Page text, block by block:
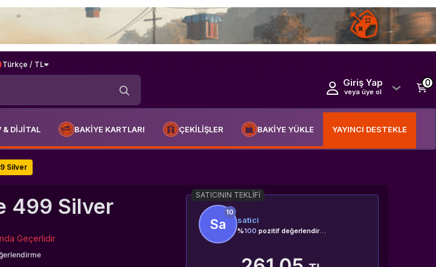
Türkçe / TL
Giriş Yap
veya üye ol
0
& DİJİTAL BAKİYE KARTLARI ÇEKİLİŞLER BAKİYE YÜKLE YAYINCI DESTEKLE
Silver
499 Silver
Geçerlidir
SATICININ TEKLIFI
10
Sa satici
%100 pozitif değerlendirme